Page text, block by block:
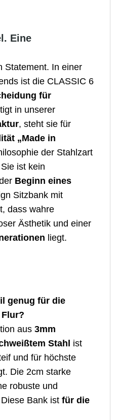
Eine
Statement. In einer
ist die CLASSIC 6
für
in unserer
, steht sie für
„Made in
der Stahlzart
ist kein
Beginn eines
Sitzbank mit
dass wahre
Ästhetik und einer
liegt.
genug für die
aus3mm
Stahl ist
und für höchste
Die 2cm starke
robuste und
Bank istfür die